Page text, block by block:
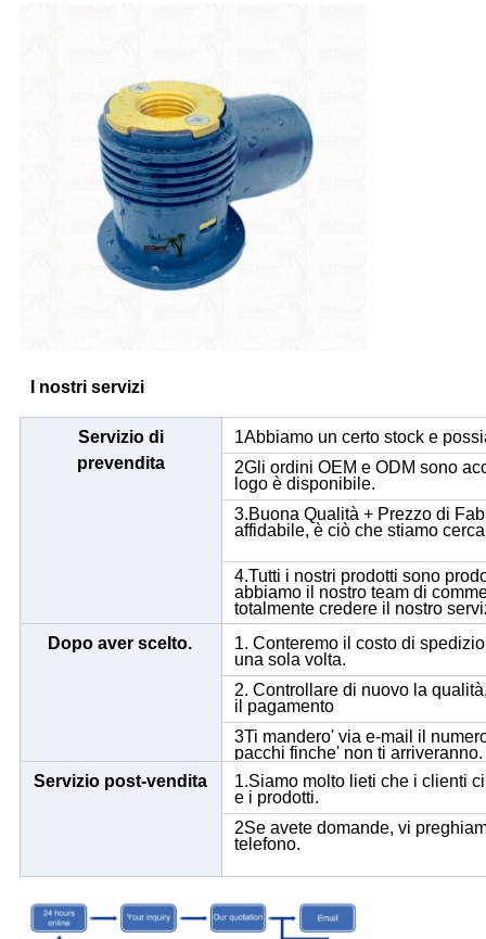
I nostri servizi
Servizio di
prevendita
1Abbiamo un certo stock e
2Gli ordini OEM e ODM sono
logo è disponibile.
3.Buona Qualità + Prezzo di
affidabile, è ciò che stiamo
4.Tutti i nostri prodotti sono
abbiamo il nostro team di
totalmente credere il nostro
Dopo aver scelto.
1. Conteremo il costo di
una sola volta.
2. Controllare di nuovo la
il pagamento
3Ti mandero' via e-mail il
pacchi finche' non ti arriveranno.
Servizio post-vendita
1.Siamo molto lieti che i clienti
e i prodotti.
2Se avete domande, vi
telefono.